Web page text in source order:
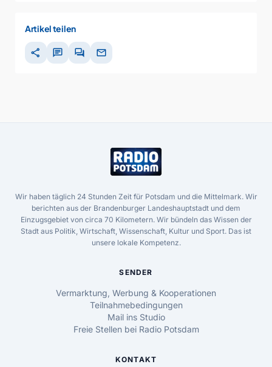
Artikel teilen
share chat forum mail
Wir haben täglich 24 Stunden Zeit für Potsdam und die Mittelmark. Wir
berichten aus der Brandenburger Landeshauptstadt und dem
Einzugsgebiet von circa 70 Kilometern. Wir bündeln das Wissen der
Stadt aus Politik, Wirtschaft, Wissenschaft, Kultur und Sport. Das ist
unsere lokale Kompetenz.
SENDER
Vermarktung, Werbung & Kooperationen
Teilnahmebedingungen
Mail ins Studio
Freie Stellen bei Radio Potsdam
KONTAKT